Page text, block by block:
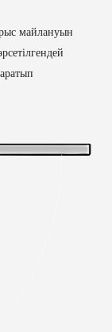
майлануын